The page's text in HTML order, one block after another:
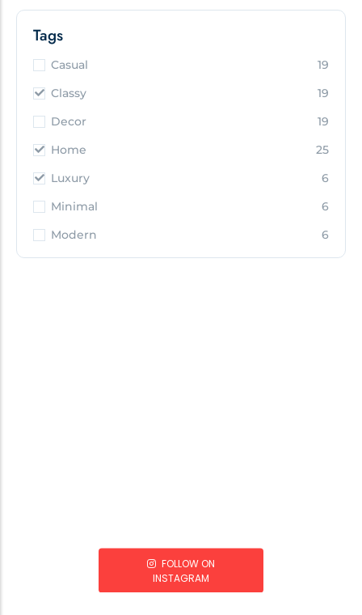
Tags
Casual
19
Classy
19
Decor
19
Home
25
Luxury
6
Minimal
6
Modern
6
FOLLOW ON
INSTAGRAM